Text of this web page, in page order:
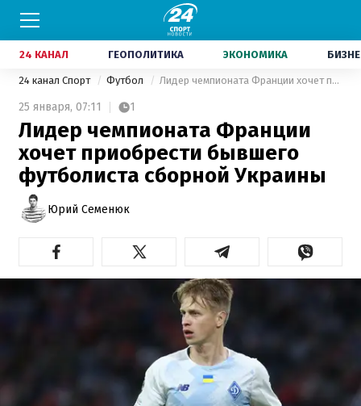
24 КАНАЛ ГЕОПОЛИТИКА ЭКОНОМИКА
24 канал Спорт Футбол Лидер чемпионата Франции хочет приобрести бывшего футболиста сборной Украины
25 января, 07:11 1
Лидер чемпионата Франции
хочет приобрести бывшего
футболиста сборной Украины
Юрий Семенюк